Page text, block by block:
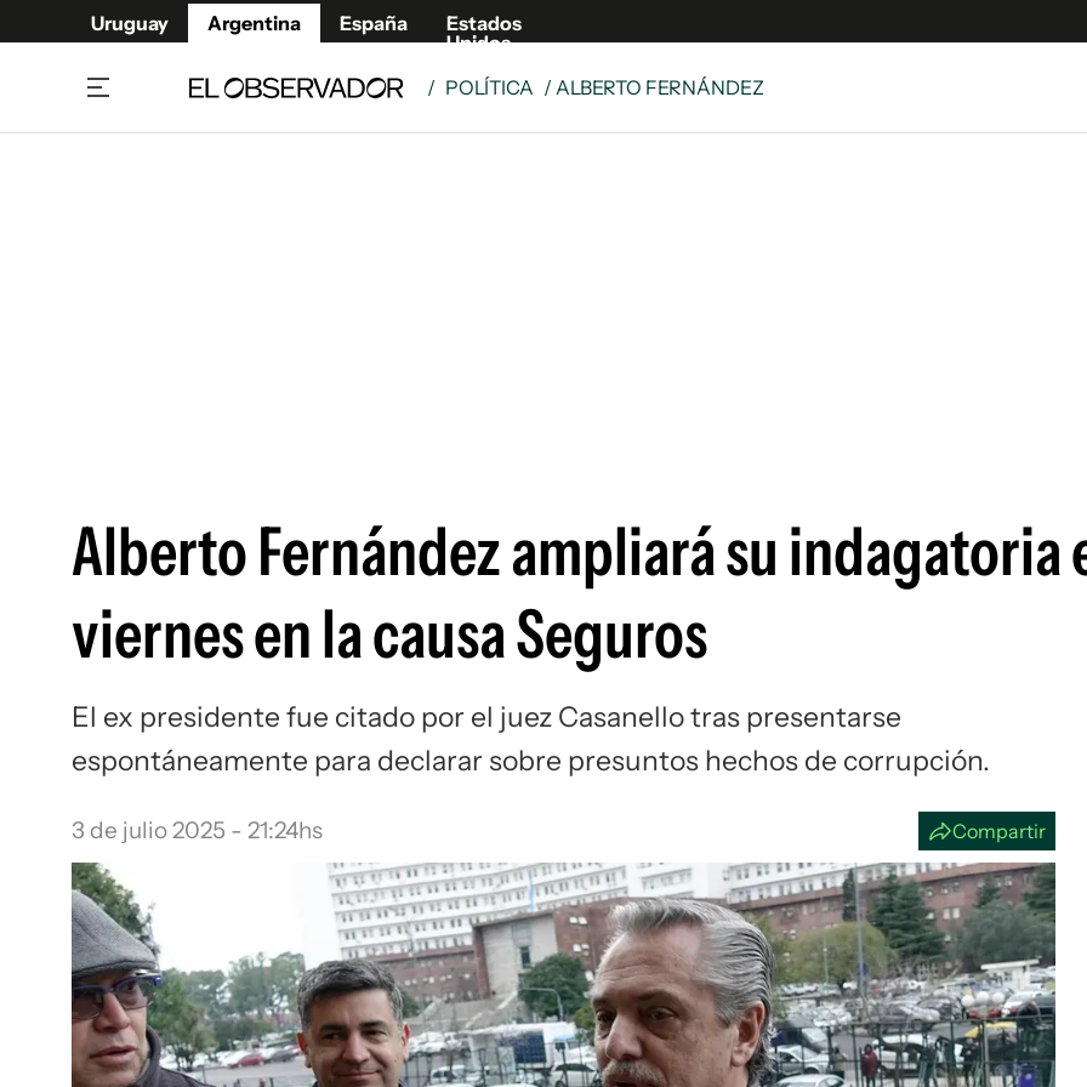
Uruguay Argentina España
Estados
Unidos
/ POLÍTICA / ALBERTO FERNÁNDEZ
Alberto Fernández ampliará su indagatoria
viernes en la causa Seguros
El ex presidente fue citado por el juez Casanello tras presentarse
espontáneamente para declarar sobre presuntos hechos de corrupción.
3 de julio 2025 - 21:24hs Compartir